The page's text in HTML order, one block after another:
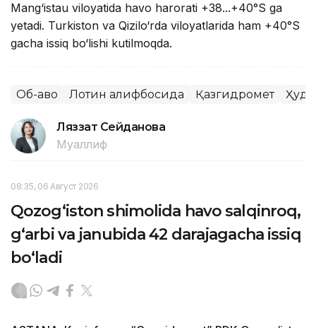
Mang‘istau viloyatida havo harorati +38...+40°S ga
yetadi. Turkiston va Qizilo‘rda viloyatlarida ham +40°S
gacha issiq bo‘lishi kutilmoqda.
Об-ҳаво Лотин алифбосида Қазгидромет
Ляззат Сейданова
Муаллиф
08:35, 06 Август 2026
Qozog‘iston shimolida havo salqinroq,
g‘arbi va janubida 42 darajagacha issiq
bo‘ladi